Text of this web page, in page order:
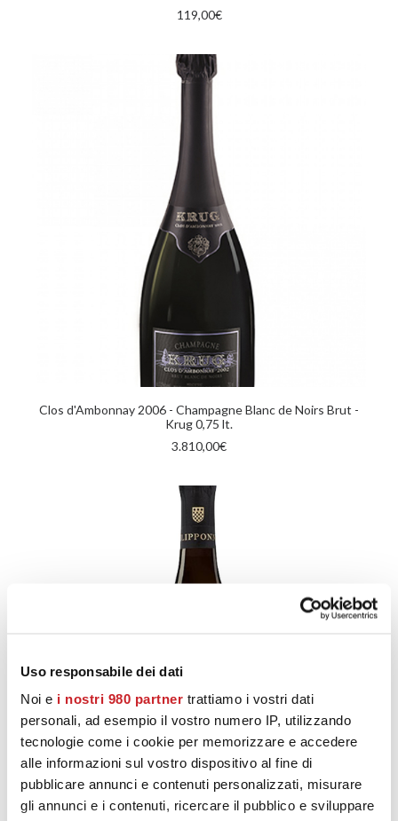
Uso responsabile dei dati
Noi e i nostri 980 partner trattiamo i vostri dati
personali, ad esempio il vostro numero IP, utilizzando
tecnologie come i cookie per memorizzare e accedere
alle informazioni sul vostro dispositivo al fine di
pubblicare annunci e contenuti personalizzati, misurare
gli annunci e i contenuti, ricercare il pubblico e sviluppare
119,00€
AGGIUNGI AL CARRELLO
Clos d'Ambonnay 2006 - Champagne Blanc de Noirs Brut -
Krug 0,75 lt.
3.810,00€